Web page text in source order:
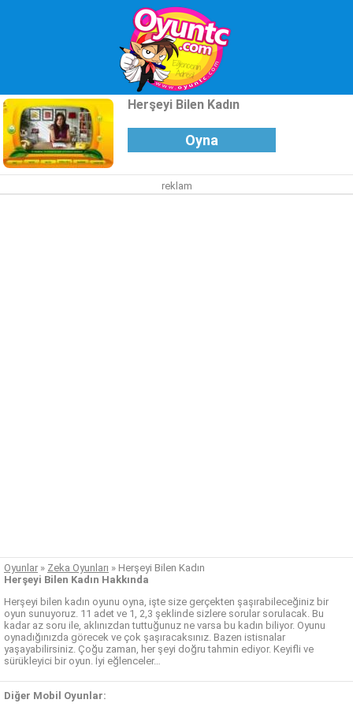
Herşeyi Bilen Kadın
Oyna
reklam
Oyunlar » Zeka Oyunları » Herşeyi Bilen Kadın
Herşeyi Bilen Kadın Hakkında
Herşeyi bilen kadın oyunu oyna, işte size gerçekten şaşırabileceğiniz bir
oyun sunuyoruz. 11 adet ve 1, 2,3 şeklinde sizlere sorular sorulacak. Bu
kadar az soru ile, aklınızdan tuttuğunuz ne varsa bu kadın biliyor. Oyunu
oynadığınızda görecek ve çok şaşıracaksınız. Bazen istisnalar
yaşayabilirsiniz. Çoğu zaman, her şeyi doğru tahmin ediyor. Keyifli ve
sürükleyici bir oyun. İyi eğlenceler…
Diğer Mobil Oyunlar: